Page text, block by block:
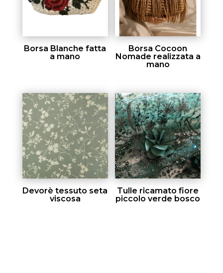
Borsa Blanche fatta
a mano
Borsa Cocoon
Nomade realizzata a
mano
Devorè tessuto seta
viscosa
Tulle ricamato fiore
piccolo verde bosco